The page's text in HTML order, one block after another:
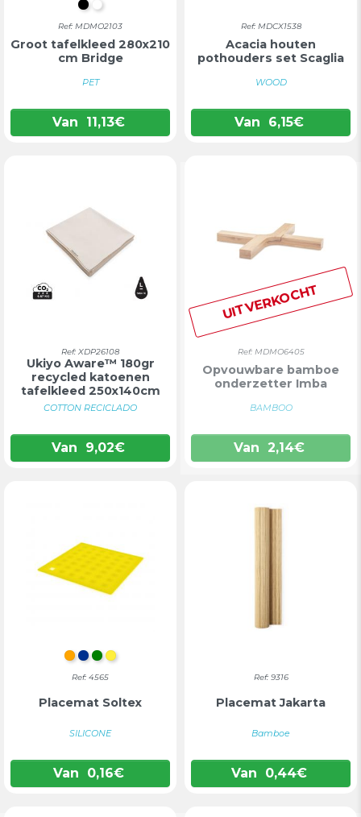
ZWART
WIT
Ref: MDMO2103
Groot tafelkleed 280x210
cm Bridge
PET
Van 11,13€
Ref: MDCX1538
Acacia houten
pothouders set Scaglia
WOOD
Van 6,15€
Ref: XDP26108
Ukiyo Aware™ 180gr
recycled katoenen
tafelkleed 250x140cm
COTTON RECICLADO
Van 9,02€
UITVERKOCHT
Ref: MDMO6405
Opvouwbare bamboe
onderzetter Imba
BAMBOO
Van 2,14€
ORANJE
BLAUW
GROEN
GEEL
Ref: 4565
Placemat Soltex
SILICONE
Van 0,16€
Ref: 9316
Placemat Jakarta
Bamboe
Van 0,44€